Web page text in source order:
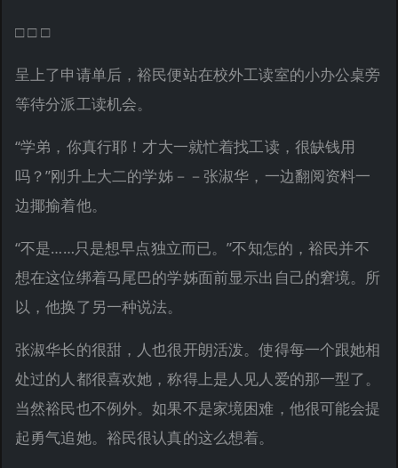
□ □ □
呈上了申请单后，裕民便站在校外工读室的小办公桌旁
等待分派工读机会。
“学弟，你真行耶！才大一就忙着找工读，很缺钱用
吗？”刚升上大二的学姊－－张淑华，一边翻阅资料一
边揶揄着他。
“不是……只是想早点独立而已。”不知怎的，裕民并不
想在这位绑着马尾巴的学姊面前显示出自己的窘境。所
以，他换了另一种说法。
张淑华长的很甜，人也很开朗活泼。使得每一个跟她相
处过的人都很喜欢她，称得上是人见人爱的那一型了。
当然裕民也不例外。如果不是家境困难，他很可能会提
起勇气追她。裕民很认真的这么想着。